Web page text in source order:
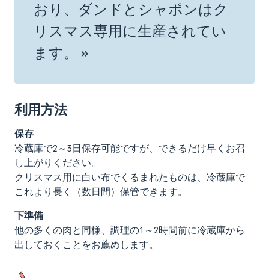
おり、ダンドとシャポンはク
リスマス専用に生産されてい
ます。 »
利用方法
保存
冷蔵庫で2～3日保存可能ですが、できるだけ早くお召
し上がりください。
クリスマス用に白い布でくるまれたものは、冷蔵庫で
これより長く（数日間）保管できます。
下準備
他の多くの肉と同様、調理の1～2時間前に冷蔵庫から
出しておくことをお薦めします。